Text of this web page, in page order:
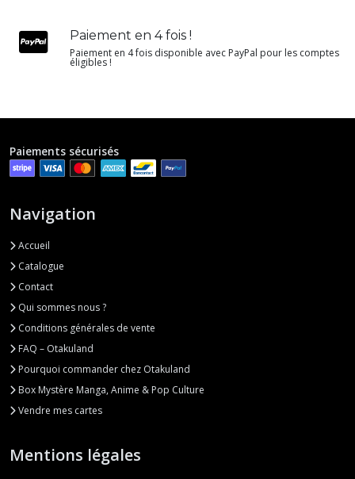
Paiement en 4 fois !
Paiement en 4 fois disponible avec PayPal pour les comptes
éligibles !
Paiements sécurisés
Navigation
Accueil
Catalogue
Contact
Qui sommes nous ?
Conditions générales de vente
FAQ – Otakuland
Pourquoi commander chez Otakuland
Box Mystère Manga, Anime & Pop Culture
Vendre mes cartes
Mentions légales